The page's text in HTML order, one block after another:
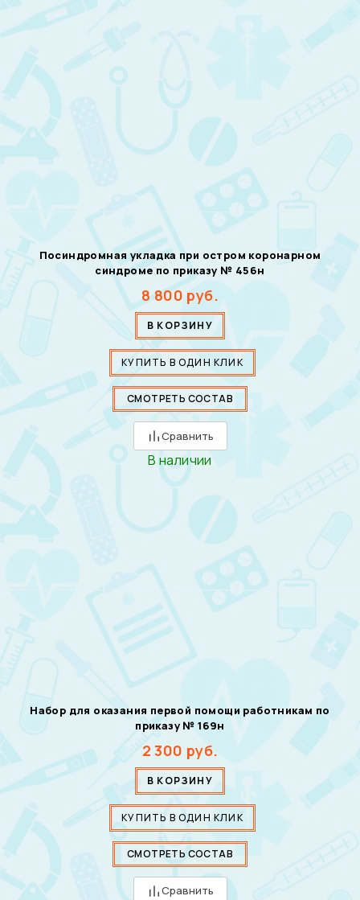
Посиндромная укладка при остром коронарном
синдроме по приказу № 456н
8 800 руб.
В КОРЗИНУ
КУПИТЬ В ОДИН КЛИК
СМОТРЕТЬ СОСТАВ
Сравнить
В наличии
Набор для оказания первой помощи работникам по
приказу № 169н
2 300 руб.
В КОРЗИНУ
КУПИТЬ В ОДИН КЛИК
СМОТРЕТЬ СОСТАВ
Сравнить